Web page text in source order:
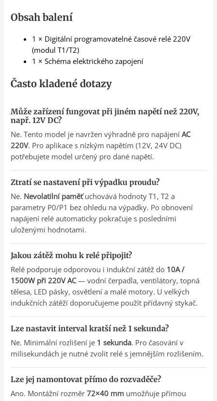
Obsah balení
1 × Digitální programovatelné časové relé 220V
(modul T1/T2)
1 × Schéma elektrického zapojení
Často kladené dotazy
Může zařízení fungovat při jiném napětí než 220V,
např. 12V DC?
Ne. Tento model je navržen výhradně pro napájeníAC
220V. Pro aplikace s nízkým napětím (12V, 24V DC)
potřebujete model určený pro dané napětí.
Ztratí se nastavení při výpadku proudu?
Ne. Nevolatilní paměťuchovává hodnoty T1, T2 a
parametry P0/P1 bez ohledu na výpadky. Po obnovení
napájení relé automaticky pokračuje s posledními
uloženými hodnotami.
Jakou zátěž mohu k relé připojit?
Relé podporuje odporovou i indukční zátěž do 10A /
1500W při 220V AC— vodní čerpadla, ventilátory, topná
tělesa, LED pásky, osvětlení a malé motory. U velkých
indukčních zátěží doporučujeme použít přídavný stykač.
Lze nastavit interval kratší než 1 sekunda?
Ne. Minimální rozlišení je 1 sekunda. Pro časování v
milisekundách je nutné zvolit relé s jemnějším rozlišením.
Lze jej namontovat přímo do rozvaděče?
Ano. Montážní rozměr72×40 mm umožňuje přímou